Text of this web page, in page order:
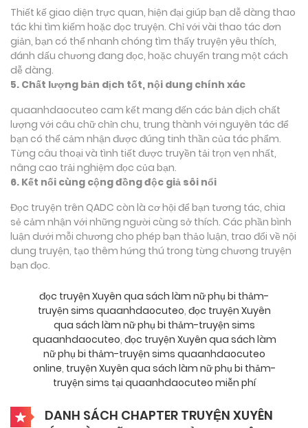
Thiết kế giao diện trực quan, hiện đại giúp bạn dễ dàng thao
tác khi tìm kiếm hoặc đọc truyện. Chỉ với vài thao tác đơn
giản, bạn có thể nhanh chóng tìm thấy truyện yêu thích,
đánh dấu chương đang đọc, hoặc chuyển trang một cách
dễ dàng.
5. Chất lượng bản dịch tốt, nội dung chính xác
quaanhdaocuteo cam kết mang đến các bản dịch chất
lượng với câu chữ chỉn chu, trung thành với nguyên tác để
bạn có thể cảm nhận được đúng tinh thần của tác phẩm.
Từng câu thoại và tình tiết được truyền tải trọn vẹn nhất,
nâng cao trải nghiệm đọc của bạn.
6. Kết nối cùng cộng đồng độc giả sôi nổi
Đọc truyện trên QADC còn là cơ hội để bạn tương tác, chia
sẻ cảm nhận với những người cùng sở thích. Các phần bình
luận dưới mỗi chương cho phép bạn thảo luận, trao đổi về nội
dung truyện, tạo thêm hứng thú trong từng chương truyện
bạn đọc.
đọc truyện Xuyên qua sách làm nữ phụ bi thảm-
truyện sims quaanhdaocuteo, đọc truyện Xuyên
qua sách làm nữ phụ bi thảm-truyện sims
quaanhdaocuteo, đọc truyện Xuyên qua sách làm
nữ phụ bi thảm-truyện sims quaanhdaocuteo
online, truyện Xuyên qua sách làm nữ phụ bi thảm-
truyện sims tại quaanhdaocuteo miễn phí
DANH SÁCH CHAPTER TRUYỆN XUYÊN